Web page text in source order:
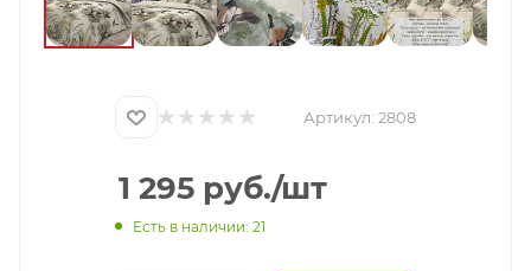
Артикул: 2808
1 295 руб./шт
Есть в наличии: 21